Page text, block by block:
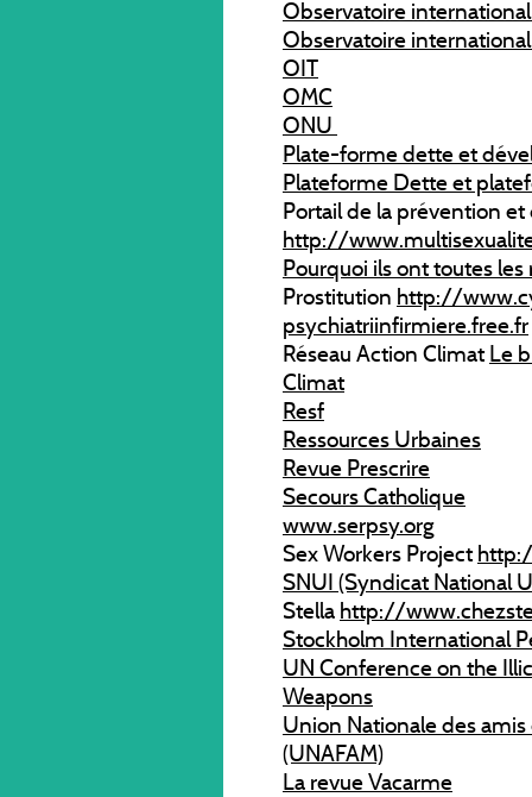
Observatoire
Observatoire
OIT
OMC
ONU
Plate-forme dette et
Plateforme Dette et
Portail de la prévention et
http://
Pourquoi ils ont toutes
Prostitution http://
psychiatriinfirmiere.free.fr
Réseau Action ClimatLe
Climat
Resf
Ressources Urbaines
Revue Prescrire
Secours Catholique
www.serpsy.org
Sex Workers Project
SNUI (Syndicat National
Stella http://
Stockholm International
UN Conference on the
Weapons
Union Nationale des
(UNAFAM)
La revue Vacarme